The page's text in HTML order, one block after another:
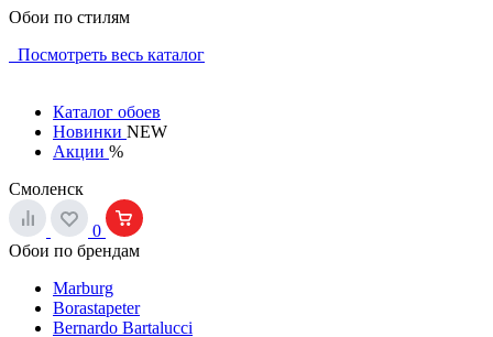
Обои по стилям
Посмотреть весь каталог
Каталог обоев
Новинки NEW
Акции %
Смоленск
0
Обои по брендам
Marburg
Borastapeter
Bernardo Bartalucci